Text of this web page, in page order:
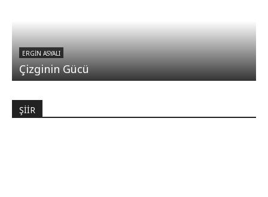
ERGIN ASYALI
Çizginin Gücü
ŞİİR